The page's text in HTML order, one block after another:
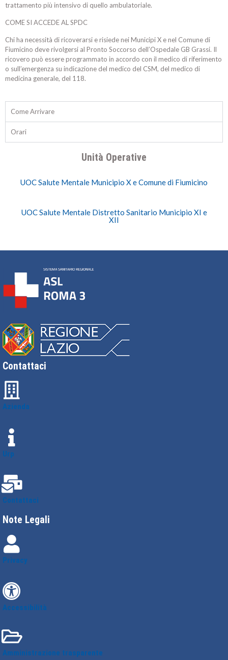
trattamento più intensivo di quello ambulatoriale.
COME SI ACCEDE AL SPDC
Chi ha necessità di ricoverarsi e risiede nei Municipi X e nel Comune di
Fiumicino deve rivolgersi al Pronto Soccorso dell’Ospedale GB Grassi. Il
ricovero può essere programmato in accordo con il medico di riferimento
o sull’emergenza su indicazione del medico del CSM, del medico di
medicina generale, del 118.
Come Arrivare
Orari
Unità Operative
UOC Salute Mentale Municipio X e Comune di Fiumicino
UOC Salute Mentale Distretto Sanitario Municipio XI e
XII
Contattaci
Azienda
Urp
Contattaci
Note Legali
Privacy
Accessibilità
Amministrazione trasparente